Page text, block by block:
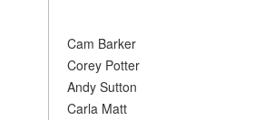
Cam Barker
Corey Potter
Andy Sutton
Carla Matt